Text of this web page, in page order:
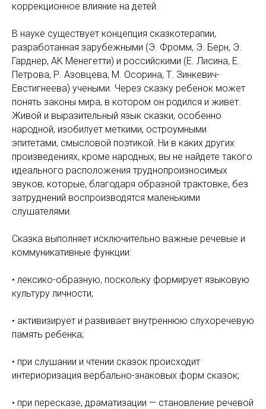
коррекционное влияние на детей.
В науке существует концепция сказкотерапии,
разработанная зарубежными (Э. Фромм, Э. Берн, Э.
Гарднер, АК Менегетти) и российскими (Е. Лисина, Е.
Петрова, Р. Азовцева, М. Осорина, Т. Зинкевич-
Евстигнеева) учеными. Через сказку ребенок может
понять законы мира, в котором он родился и живет.
Живой и выразительный язык сказки, особенно
народной, изобилует меткими, остроумными
эпитетами, смысловой поэтикой. Ни в каких других
произведениях, кроме народных, вы не найдете такого
идеального расположения труднопроизносимых
звуков, которые, благодаря образной трактовке, без
затруднений воспроизводятся маленькими
слушателями.
Сказка выполняет исключительно важные речевые и
коммуникативные функции:
• лексико-образную, поскольку формирует языковую
культуру личности;
• активизирует и развивает внутреннюю слухоречевую
память ребенка;
• при слушании и чтении сказок происходит
интериоризация вербально-знаковых форм сказок;
• при пересказе, драматизации — становление речевой